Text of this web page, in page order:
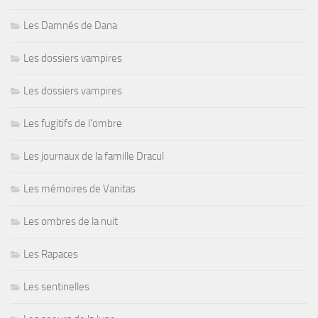
Les Damnés de Dana
Les dossiers vampires
Les dossiers vampires
Les fugitifs de l'ombre
Les journaux de la famille Dracul
Les mémoires de Vanitas
Les ombres de la nuit
Les Rapaces
Les sentinelles